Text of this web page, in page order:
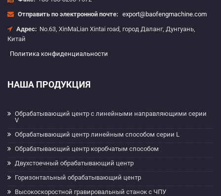
Отправить по электронной почте: export@baofengmachine.com
Адрес: No.63, XinMaLian Xintai road, город Даланг, Дунгуань,
Китай
Политика конфиденциальности
НАША ПРОДУКЦИЯ
Обрабатывающий центр с линейными направляющими серии
V
Обрабатывающий центр линейным способом серии L
Обрабатывающий центр коробчатым способом
Двухстоечный обрабатывающий центр
Горизонтальный обрабатывающий центр
Высокоскоростной гравировальный станок с ЧПУ